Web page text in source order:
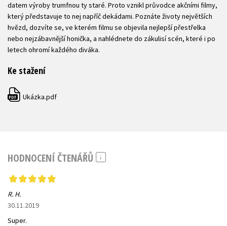
datem výroby trumfnou ty staré. Proto vznikl průvodce akčními filmy,
který představuje to nej napříč dekádami. Poznáte životy největších
hvězd, dozvíte se, ve kterém filmu se objevila nejlepší přestřelka
nebo nejzábavnější honička, a nahlédnete do zákulisí scén, které i po
letech ohromí každého diváka.
Ke stažení
PDF Ukázka.pdf
HODNOCENÍ ČTENÁŘŮ
R. H.
30.11.2019
Super.